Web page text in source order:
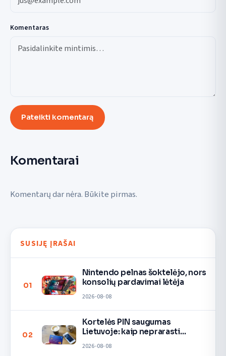
Komentaras
Pateikti komentarą
Komentarai
Komentarų dar nėra. Būkite pirmas.
SUSIJĘ ĮRAŠAI
01
Nintendo pelnas šoktelėjo, nors
konsolių pardavimai lėtėja
2026-08-08
02
Kortelės PIN saugumas
Lietuvoje: kaip neprarasti
2026-08-08